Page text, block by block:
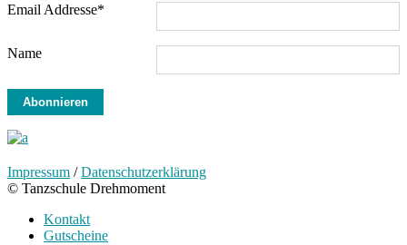
Email Addresse*
Name
Impressum /Datenschutzerklärung
© Tanzschule Drehmoment
Kontakt
Gutscheine